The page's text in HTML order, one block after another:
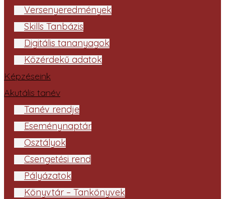
Versenyeredmények
Skills Tanbázis
Digitális tananyagok
Közérdekű adatok
Képzéseink
Akutális tanév
Tanév rendje
Eseménynaptár
Osztályok
Csengetési rend
Pályázatok
Könyvtár – Tankönyvek